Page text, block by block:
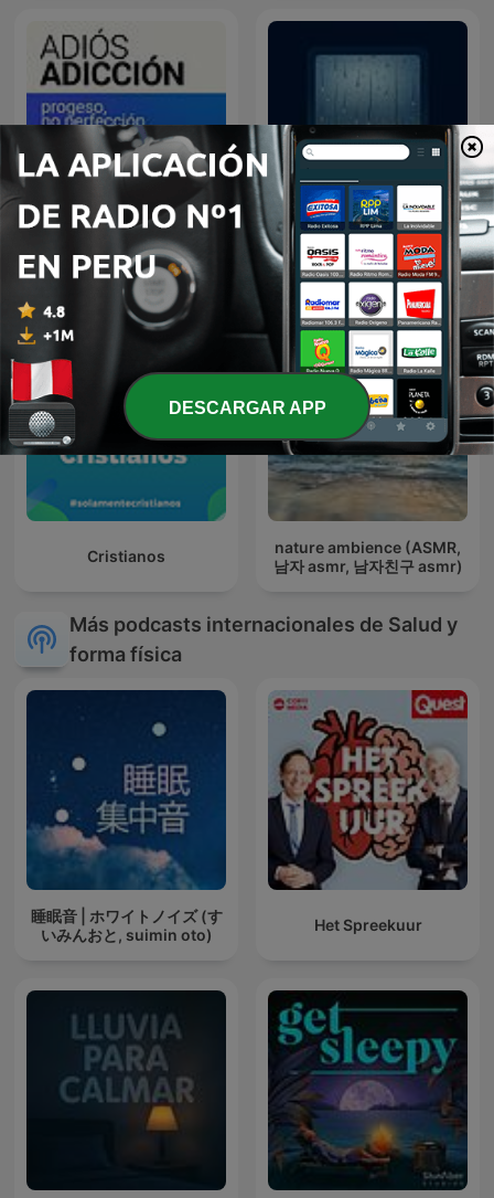
Adiós Adicción Lluvia para dormir
Cristianos
nature ambience (ASMR,
남자 asmr, 남자친구 asmr)
Más podcasts internacionales de Salud y
forma física
睡眠音 | ホワイトノイズ (す
いみんおと, suimin oto)
Het Spreekuur
DESCARGAR APP